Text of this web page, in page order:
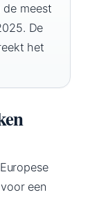
de meest
De
het
een